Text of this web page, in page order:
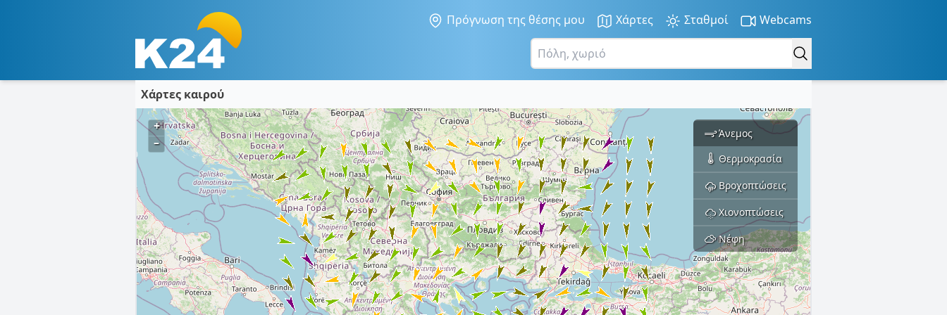
Πρόγνωση της θέσης μου Χάρτες Σταθμοί Webcams
Χάρτες καιρού
Άνεμος
Θερμοκρασία
Βροχοπτώσεις
Χιονοπτώσεις
Νέφη
+
–